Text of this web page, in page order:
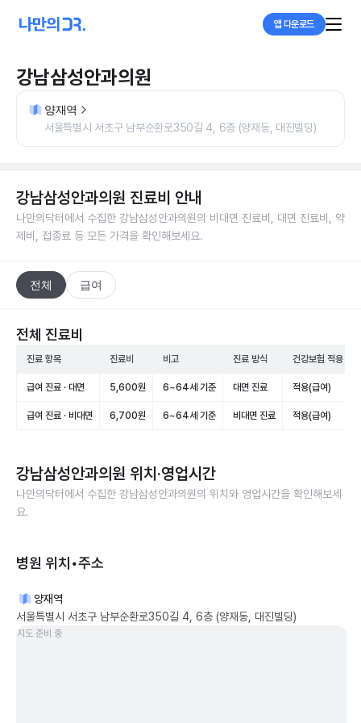
앱 다운로드
강남삼성안과의원
양재역
서울특별시 서초구 남부순환로350길 4, 6층 (양재동, 대진빌딩)
강남삼성안과의원 진료비 안내
나만의닥터에서 수집한 강남삼성안과의원의 비대면 진료비, 대면 진료비, 약
제비, 접종료 등 모든 가격을 확인해보세요.
전체 급여
전체 진료비
진료 항목 진료비 비고 진료 방식 건강보험 적용
급여 진료 · 대면 5,600원 6~64세 기준 대면 진료 적용(급여)
급여 진료 · 비대면 6,700원 6~64세 기준 비대면 진료 적용(급여)
강남삼성안과의원 위치·영업시간
나만의닥터에서 수집한 강남삼성안과의원의 위치와 영업시간을 확인해보세
요.
병원 위치•주소
양재역
서울특별시 서초구 남부순환로350길 4, 6층 (양재동, 대진빌딩)
지도 준비 중